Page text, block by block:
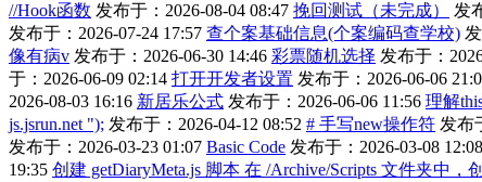
//Hook函数 发布于：2026-08-04 08:47 挽回测试（未完成） 发
发布于：2026-07-24 17:57 查个案基础信息(个案编码查学校)
像有病v 发布于：2026-06-30 14:46 彩票随机选择 发布于：
于：2026-06-09 02:14 打开开发者设置 发布于：2026-06-06
2026-08-03 16:16 新居乐公式 发布于：2026-06-06 11:56 理解
js.jsrun.net "); 发布于：2026-04-12 08:52 # 手写new操作符 发布
发布于：2026-03-23 01:07 Basic Code 发布于：2026-03-08 12:08
19:35 创建 getDiaryMeta.js 脚本 在 /Archive/Scripts 文件夹中